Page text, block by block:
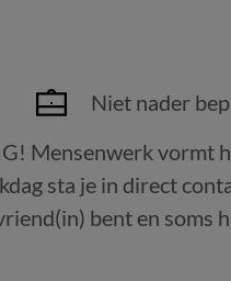
Niet nader
Mensenwerk vormt
sta je in direct
bent en soms